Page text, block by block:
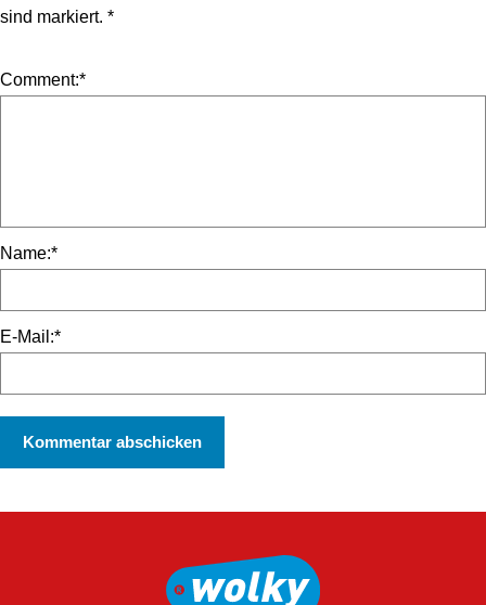
sind markiert. *
Comment:*
Name:*
E-Mail:*